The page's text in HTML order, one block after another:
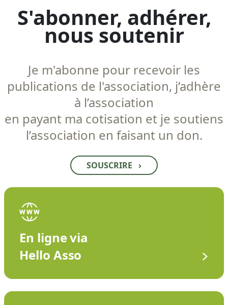
S'abonner, adhérer,
nous soutenir
Je m'abonne pour recevoir les
publications de l'association, j’adhère
à l’association
en payant ma cotisation et je soutiens
l’association en faisant un don.
SOUSCRIRE ›
En ligne via
Hello Asso